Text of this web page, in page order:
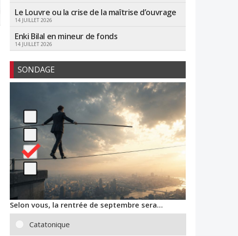
Le Louvre ou la crise de la maîtrise d’ouvrage
14 JUILLET 2026
Enki Bilal en mineur de fonds
14 JUILLET 2026
SONDAGE
Selon vous, la rentrée de septembre sera…
Catatonique